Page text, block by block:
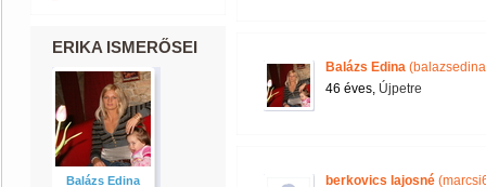
ERIKA ISMERŐSEI
Balázs Edina
Balázs Edina
46 éves, Újpetre
berkovics lajosné